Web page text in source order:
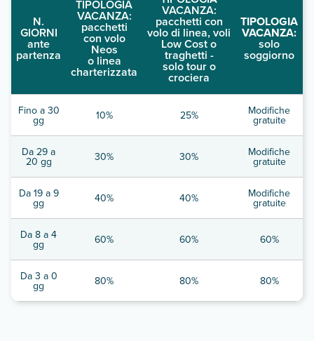
N.
GIORNI
ante
partenza
TIPOLOGIA
VACANZA:
pacchetti
con volo
Neos
o linea
charterizzata
VACANZA:
pacchetti con
volo di linea, voli
Low Cost o
traghetti -
solo tour o
crociera
TIPOLOGIA
VACANZA:
solo
soggiorno
Fino a 30
gg 10% 25% Modifiche
gratuite
Da 29 a
20 gg 30% 30% Modifiche
gratuite
Da 19 a 9
gg 40% 40% Modifiche
gratuite
Da 8 a 4
gg 60% 60% 60%
Da 3 a 0
gg 80% 80% 80%